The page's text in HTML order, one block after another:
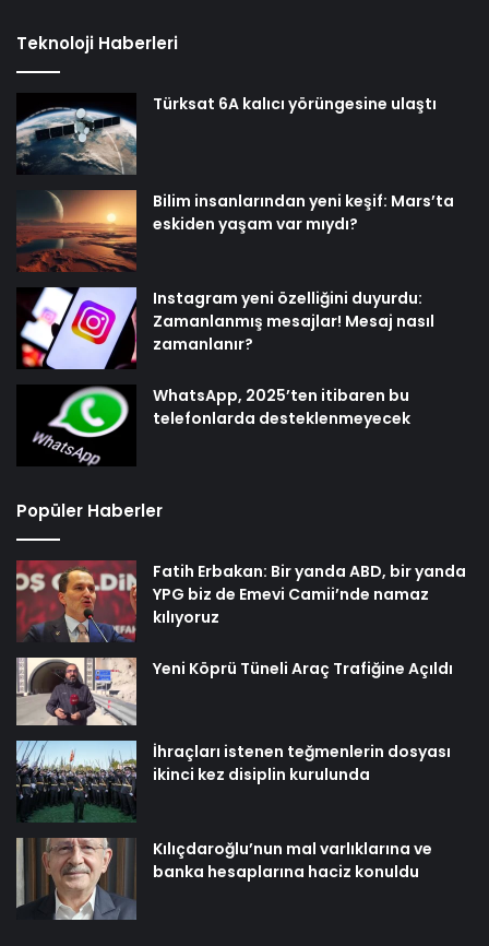
Teknoloji Haberleri
Türksat 6A kalıcı yörüngesine ulaştı
Bilim insanlarından yeni keşif: Mars’ta
eskiden yaşam var mıydı?
Instagram yeni özelliğini duyurdu:
Zamanlanmış mesajlar! Mesaj nasıl
zamanlanır?
WhatsApp, 2025’ten itibaren bu
telefonlarda desteklenmeyecek
Popüler Haberler
Fatih Erbakan: Bir yanda ABD, bir yanda
YPG biz de Emevi Camii’nde namaz
kılıyoruz
Yeni Köprü Tüneli Araç Trafiğine Açıldı
İhraçları istenen teğmenlerin dosyası
ikinci kez disiplin kurulunda
Kılıçdaroğlu’nun mal varlıklarına ve
banka hesaplarına haciz konuldu